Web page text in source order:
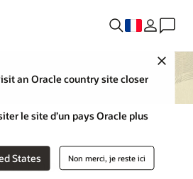
an Oracle country site closer
le site d’un pays Oracle plus
States Non merci, je reste ici